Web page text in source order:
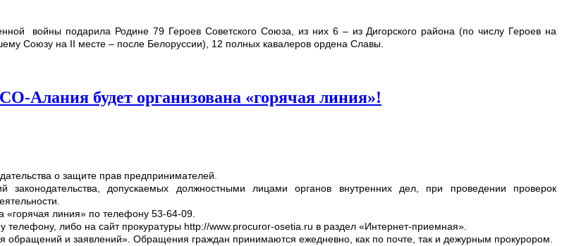
войны подарила Родине 79 Героев Советского Союза, из них 6 – из Дигорского района (по числу Героев на
Союзу на II месте – после Белоруссии), 12 полных кавалеров ордена Славы.
Алания будет организована «горячая линия»!
о защите прав предпринимателей.
допускаемых должностными лицами органов внутренних дел, при проведении проверок
«горячая линия» по телефону 53-64-09.
либо на сайт прокуратуры http://www.procuror-osetia.ru в раздел «Интернет-приемная».
и заявлений». Обращения граждан принимаются ежедневно, как по почте, так и дежурным прокурором.